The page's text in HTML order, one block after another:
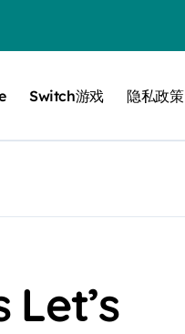
Switch游戏 隐私政策
Let’s